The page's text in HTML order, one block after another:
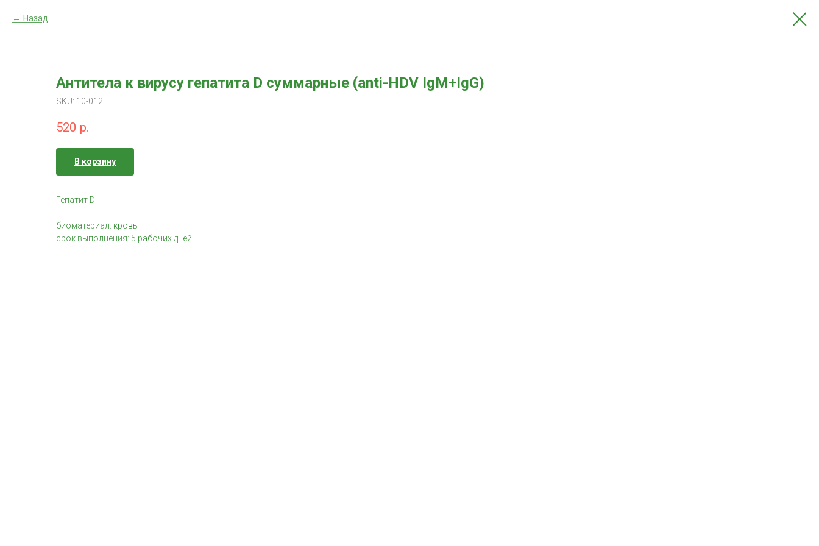
Назад
Антитела к вирусу гепатита D суммарные (anti-HDV IgM+IgG)
SKU: 10-012
520 р.
В корзину
Гепатит D
биоматериал: кровь
срок выполнения: 5 рабочих дней